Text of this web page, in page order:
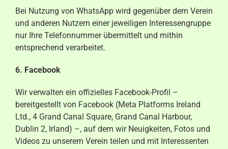
Bei Nutzung von WhatsApp wird gegenüber dem Verein
und anderen Nutzern einer jeweiligen Interessengruppe
nur Ihre Telefonnummer übermittelt und mithin
entsprechend verarbeitet.
6. Facebook
Wir verwalten ein offizielles Facebook-Profil –
bereitgestellt von Facebook (Meta Platforms Ireland
Ltd., 4 Grand Canal Square, Grand Canal Harbour,
Dublin 2, Irland) –, auf dem wir Neuigkeiten, Fotos und
Videos zu unserem Verein teilen und mit Interessenten